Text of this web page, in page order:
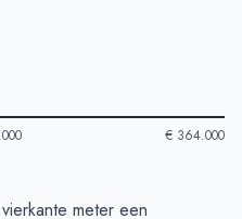
€ 364.000
3 maanden
meter een